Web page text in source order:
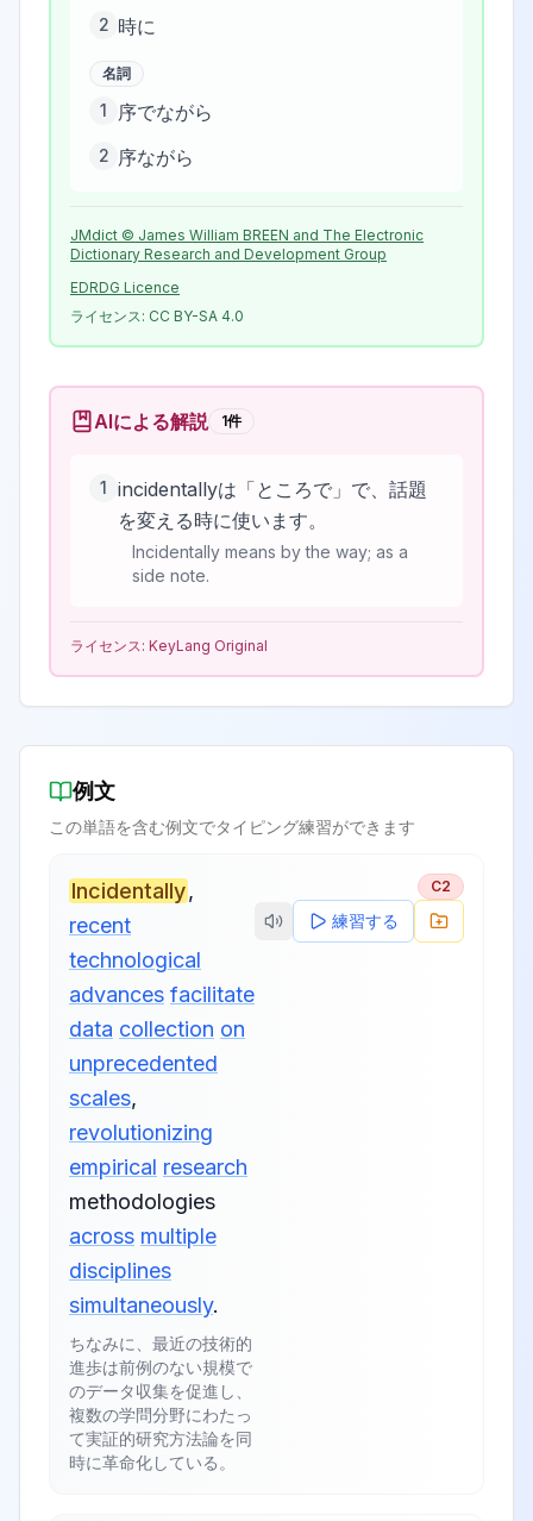
2 時に
名詞
1 序でながら
2 序ながら
JMdict © James William BREEN and The Electronic
Dictionary Research and Development Group
EDRDG Licence
ライセンス: CC BY-SA 4.0
AIによる解説 1件
1 incidentallyは「ところで」で、話題
を変える時に使います。
Incidentally means by the way; as a
side note.
ライセンス: KeyLang Original
例文
この単語を含む例文でタイピング練習ができます
Incidentally,
recent
technological
advances facilitate
data collection on
unprecedented
scales,
revolutionizing
empirical research
methodologies
across multiple
disciplines
simultaneously.
ちなみに、最近の技術的
進歩は前例のない規模で
のデータ収集を促進し、
複数の学問分野にわたっ
て実証的研究方法論を同
時に革命化している。
C2
練習する